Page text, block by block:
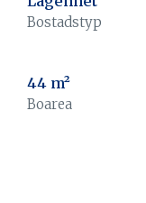
Bostadstyp
44 m²
Boarea